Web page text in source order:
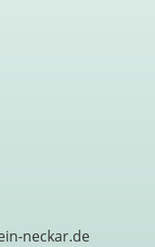
neckar.de